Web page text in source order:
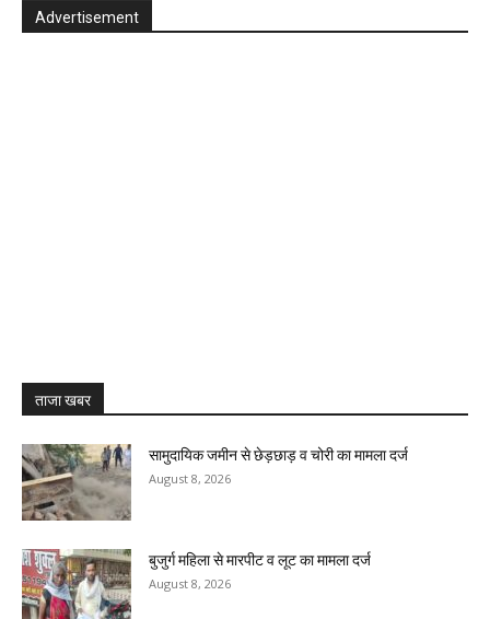
Advertisement
ताजा खबर
सामुदायिक जमीन से छेड़छाड़ व चोरी का मामला दर्ज
August 8, 2026
बुजुर्ग महिला से मारपीट व लूट का मामला दर्ज
August 8, 2026